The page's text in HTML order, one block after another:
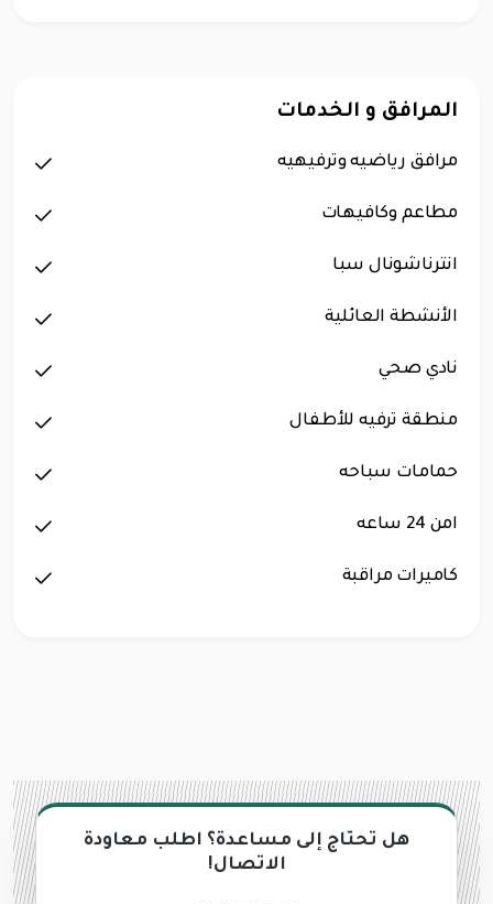
المرافق و الخدمات
مرافق رياضيه وترفيهيه
مطاعم وكافيهات
انترناشونال سبا
الأنشطة العائلية
نادي صحي
منطقة ترفيه للأطفال
حمامات سباحه
امن 24 ساعه
كاميرات مراقبة
هل تحتاج إلى مساعدة؟ اطلب معاودة
الاتصال!